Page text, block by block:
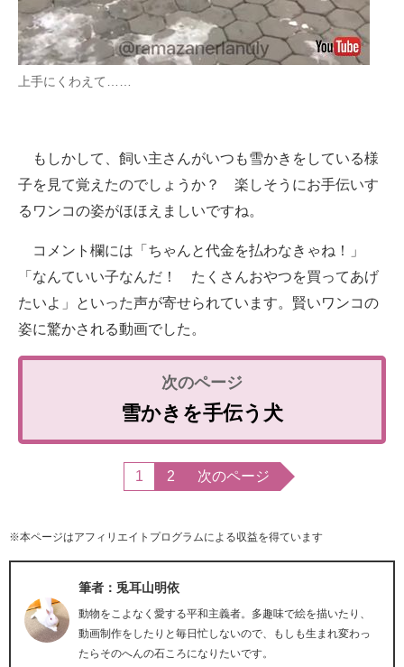
上手にくわえて……
もしかして、飼い主さんがいつも雪かきをしている様
子を見て覚えたのでしょうか？ 楽しそうにお手伝いす
るワンコの姿がほほえましいですね。
コメント欄には「ちゃんと代金を払わなきゃね！」
「なんていい子なんだ！ たくさんおやつを買ってあげ
たいよ」といった声が寄せられています。賢いワンコの
姿に驚かされる動画でした。
雪かきを手伝う犬
1 2 次のページ
※本ページはアフィリエイトプログラムによる収益を得ています
筆者：兎耳山明依
動物をこよなく愛する平和主義者。多趣味で絵を描いたり、
動画制作をしたりと毎日忙しないので、もしも生まれ変わっ
たらそのへんの石ころになりたいです。